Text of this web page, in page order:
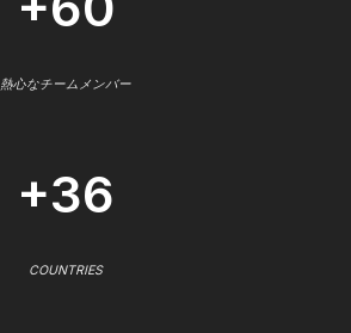
熱心なチームメンバー
+36
COUNTRIES